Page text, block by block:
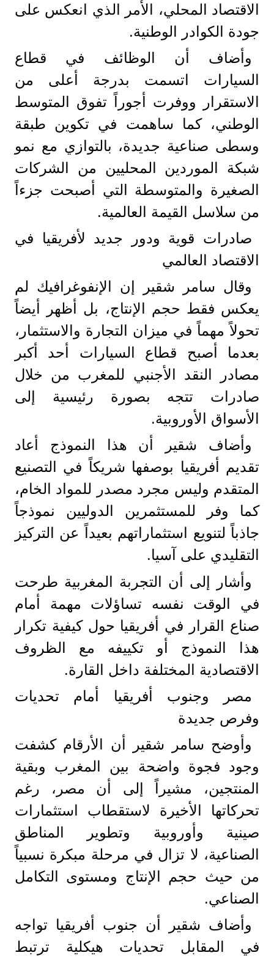
الاقتصاد المحلي، الأمر الذي انعكس على
جودة الكوادر الوطنية.
وأضاف أن الوظائف في قطاع
السيارات اتسمت بدرجة أعلى من
الاستقرار ووفرت أجوراً تفوق المتوسط
الوطني، كما ساهمت في تكوين طبقة
وسطى صناعية جديدة، بالتوازي مع نمو
شبكة الموردين المحليين من الشركات
الصغيرة والمتوسطة التي أصبحت جزءاً
من سلاسل القيمة العالمية.
صادرات قوية ودور جديد لأفريقيا في
الاقتصاد العالمي
وقال سامر شقير إن الإنفوغرافيك لم
يعكس فقط حجم الإنتاج، بل أظهر أيضاً
تحولاً مهماً في ميزان التجارة والاستثمار،
بعدما أصبح قطاع السيارات أحد أكبر
مصادر النقد الأجنبي للمغرب من خلال
صادرات تتجه بصورة رئيسية إلى
الأسواق الأوروبية.
وأضاف شقير أن هذا النموذج أعاد
تقديم أفريقيا بوصفها شريكاً في التصنيع
المتقدم وليس مجرد مصدر للمواد الخام،
كما وفر للمستثمرين الدوليين نموذجاً
جاذباً لتنويع استثماراتهم بعيداً عن التركيز
التقليدي على آسيا.
وأشار إلى أن التجربة المغربية طرحت
في الوقت نفسه تساؤلات مهمة أمام
صناع القرار في أفريقيا حول كيفية تكرار
هذا النموذج أو تكييفه مع الظروف
الاقتصادية المختلفة داخل القارة.
مصر وجنوب أفريقيا أمام تحديات
وفرص جديدة
وأوضح سامر شقير أن الأرقام كشفت
وجود فجوة واضحة بين المغرب وبقية
المنتجين، مشيراً إلى أن مصر، رغم
تحركاتها الأخيرة لاستقطاب استثمارات
صينية وأوروبية وتطوير المناطق
الصناعية، لا تزال في مرحلة مبكرة نسبياً
من حيث حجم الإنتاج ومستوى التكامل
الصناعي.
وأضاف شقير أن جنوب أفريقيا تواجه
في المقابل تحديات هيكلية ترتبط